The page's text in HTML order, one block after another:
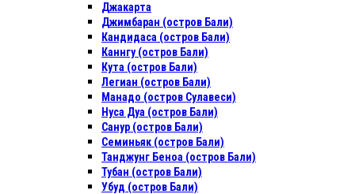
Джакарта
Джимбаран (остров Бали)
Кандидаса (остров Бали)
Каннгу (остров Бали)
Кута (остров Бали)
Легиан (остров Бали)
Манадо (остров Сулавеси)
Нуса Дуа (остров Бали)
Санур (остров Бали)
Семиньяк (остров Бали)
Танджунг Беноа (остров Бали)
Тубан (остров Бали)
Убуд (остров Бали)